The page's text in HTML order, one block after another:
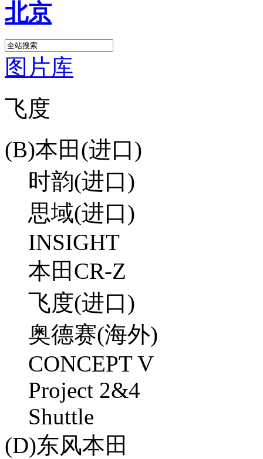
北京
图片库
飞度
(B)本田(进口)
时韵(进口)
思域(进口)
INSIGHT
本田CR-Z
飞度(进口)
奥德赛(海外)
CONCEPT V
Project 2&4
Shuttle
(D)东风本田